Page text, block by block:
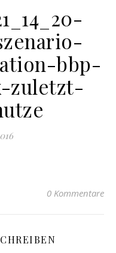
bbp-
zuletzt-
0 Kommentare